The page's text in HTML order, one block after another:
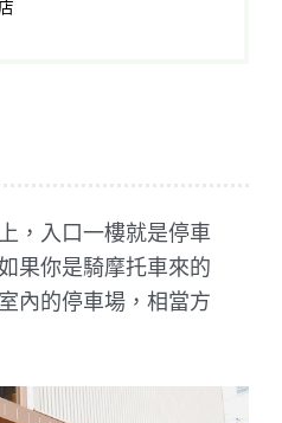
，入口一樓就是停車
果你是騎摩托車來的
內的停車場，相當方